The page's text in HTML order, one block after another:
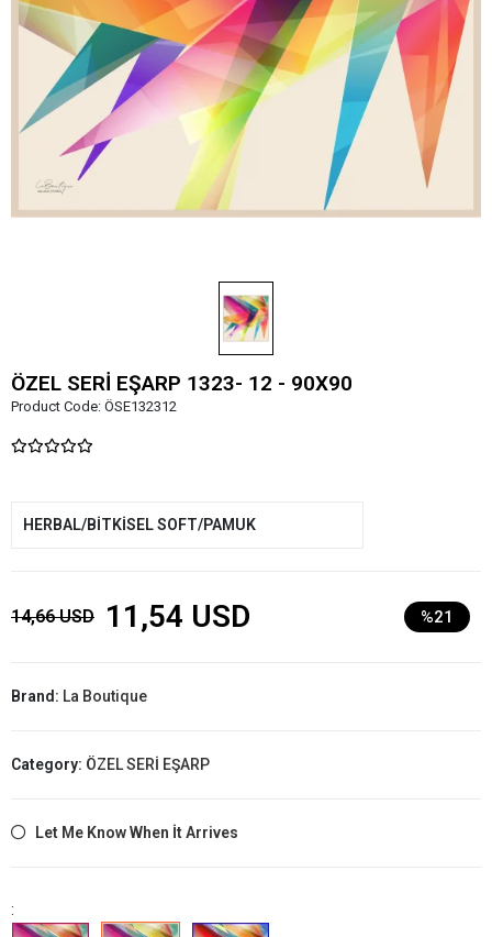
ÖZEL SERİ EŞARP 1323- 12 - 90X90
Product Code: ÖSE132312
HERBAL/BİTKİSEL SOFT/PAMUK
14,66 USD 11,54 USD %21
Brand: La Boutique
Category: ÖZEL SERİ EŞARP
Let Me Know When İt Arrives
: